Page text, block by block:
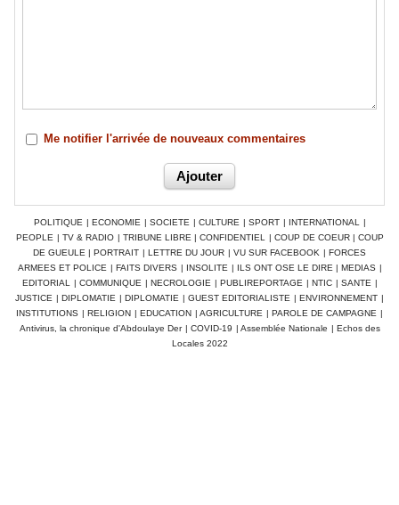
Me notifier l'arrivée de nouveaux commentaires
POLITIQUE | ECONOMIE | SOCIETE | CULTURE | SPORT | INTERNATIONAL
|
PEOPLE | TV & RADIO | TRIBUNE LIBRE | CONFIDENTIEL | COUP DE COEUR | COUP
DE GUEULE | PORTRAIT | LETTRE DU JOUR | VU SUR FACEBOOK | FORCES
ARMEES ET POLICE | FAITS DIVERS | INSOLITE | ILS ONT OSE LE DIRE | MEDIAS |
EDITORIAL
| COMMUNIQUE | NECROLOGIE | PUBLIREPORTAGE | NTIC | SANTE |
JUSTICE | DIPLOMATIE | DIPLOMATIE | GUEST EDITORIALISTE | ENVIRONNEMENT |
INSTITUTIONS | RELIGION | EDUCATION | AGRICULTURE | PAROLE DE CAMPAGNE |
Antivirus, la chronique d'Abdoulaye Der | COVID-19 | Assemblée Nationale | Echos des
Locales 2022